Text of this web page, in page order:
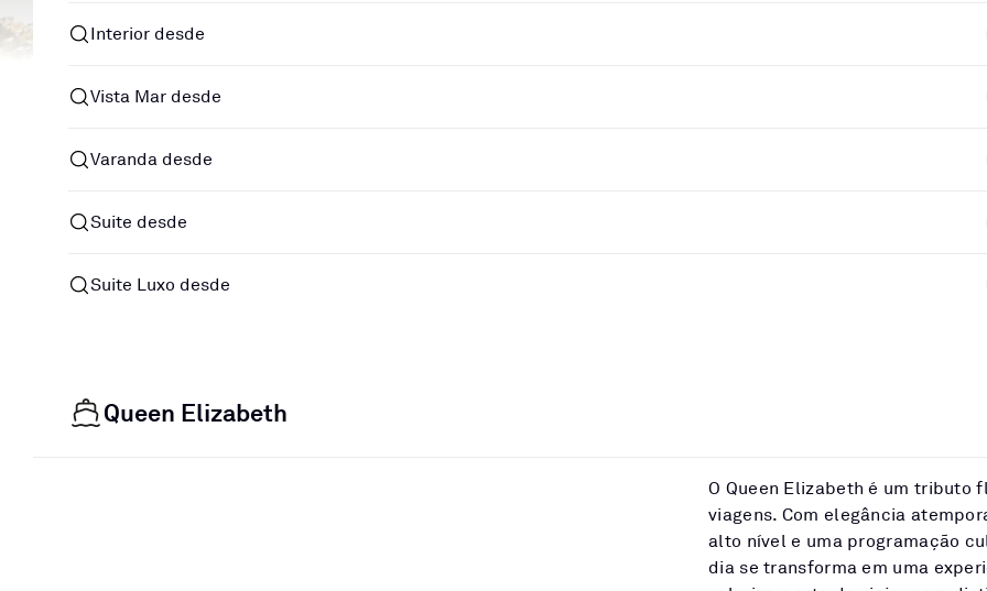
Interior desde
Vista Mar desde
Varanda desde
Suite desde
Suite Luxo desde
Queen Elizabeth
O Queen Elizabeth é um tributo
viagens. Com elegância
alto nível e uma programação
dia se transforma em uma